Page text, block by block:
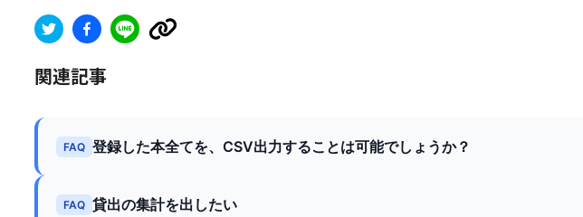
関連記事
FAQ 登録した本全てを、CSV出力することは可能でしょうか？
FAQ 貸出の集計を出したい